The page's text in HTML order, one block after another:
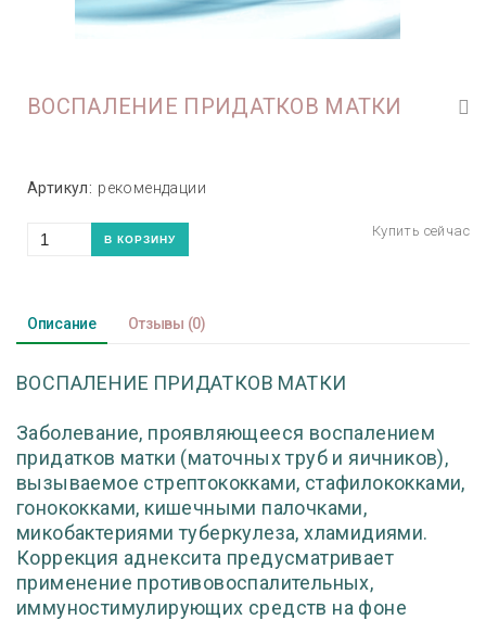
ВОСПАЛЕНИЕ ПРИДАТКОВ МАТКИ
Артикул: рекомендации
Описание Отзывы (0)
ВОСПАЛЕНИЕ ПРИДАТКОВ МАТКИ
Заболевание, проявляющееся воспалением
придатков матки (маточных труб и яичников),
вызываемое стрептококками, стафилококками,
гонококками, кишечными палочками,
микобактериями туберкулеза, хламидиями.
Коррекция аднексита предусматривает
применение противовоспалительных,
иммуностимулирующих средств на фоне